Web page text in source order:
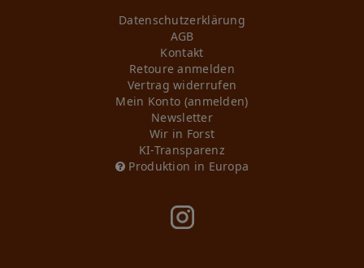
Daten­schutz­erklärung
AGB
Kontakt
Retoure anmelden
Vertrag widerrufen
Mein Konto (anmelden)
Newsletter
Wir in Forst
KI-Transparenz
Produktion in Europa